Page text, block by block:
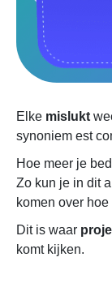
Elke mislukt
synoniem est
Hoe meer je
Zo kun je in dit
komen over hoe
Dit is waar
komt kijken.